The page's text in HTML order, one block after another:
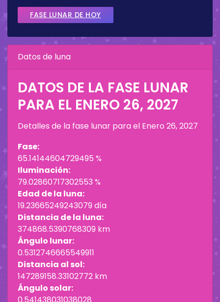
FASE LUNAR DE HOY
Datos de luna
DATOS DE LA FASE LUNAR
PARA EL ENERO 26, 2027
Detalles de la fase lunar para el Enero 26, 2027
Fase:
65.14144604729495 %
Iluminación:
79.02860717302553 %
Edad de la luna:
19.23665249243079 día
Distancia de la luna:
374868.5390768309 km
Ángulo lunar:
0.5312746665549911
Distancia al sol:
147289158.33102772 km
Ángulo solar: